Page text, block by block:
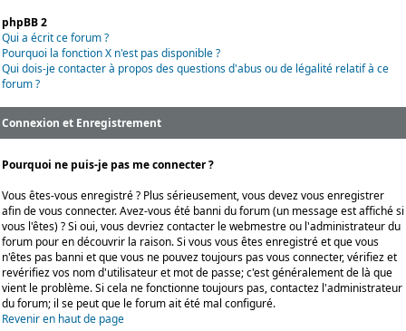
phpBB 2
Qui a écrit ce forum ?
Pourquoi la fonction X n'est pas disponible ?
Qui dois-je contacter à propos des questions d'abus ou de légalité relatif à ce
forum ?
Connexion et Enregistrement
Pourquoi ne puis-je pas me connecter ?
Vous êtes-vous enregistré ? Plus sérieusement, vous devez vous enregistrer
afin de vous connecter. Avez-vous été banni du forum (un message est affiché si
vous l'êtes) ? Si oui, vous devriez contacter le webmestre ou l'administrateur du
forum pour en découvrir la raison. Si vous vous êtes enregistré et que vous
n'êtes pas banni et que vous ne pouvez toujours pas vous connecter, vérifiez et
revérifiez vos nom d'utilisateur et mot de passe; c'est généralement de là que
vient le problème. Si cela ne fonctionne toujours pas, contactez l'administrateur
du forum; il se peut que le forum ait été mal configuré.
Revenir en haut de page